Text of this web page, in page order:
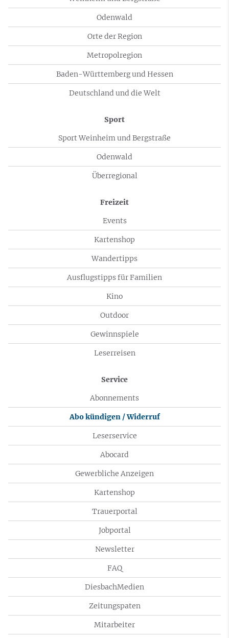
Odenwald
Orte der Region
Metropolregion
Baden-Württemberg und Hessen
Deutschland und die Welt
Sport
Sport Weinheim und Bergstraße
Odenwald
Überregional
Freizeit
Events
Kartenshop
Wandertipps
Ausflugstipps für Familien
Kino
Outdoor
Gewinnspiele
Leserreisen
Service
Abonnements
Abo kündigen / Widerruf
Leserservice
Abocard
Gewerbliche Anzeigen
Kartenshop
Trauerportal
Jobportal
Newsletter
FAQ
DiesbachMedien
Zeitungspaten
Mitarbeiter